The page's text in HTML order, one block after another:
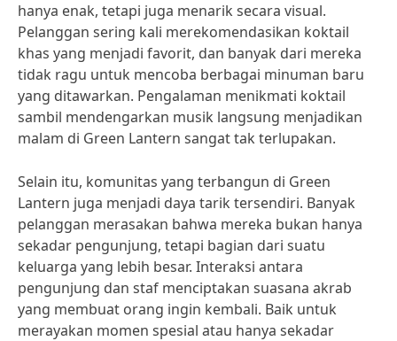
hanya enak, tetapi juga menarik secara visual.
Pelanggan sering kali merekomendasikan koktail
khas yang menjadi favorit, dan banyak dari mereka
tidak ragu untuk mencoba berbagai minuman baru
yang ditawarkan. Pengalaman menikmati koktail
sambil mendengarkan musik langsung menjadikan
malam di Green Lantern sangat tak terlupakan.
Selain itu, komunitas yang terbangun di Green
Lantern juga menjadi daya tarik tersendiri. Banyak
pelanggan merasakan bahwa mereka bukan hanya
sekadar pengunjung, tetapi bagian dari suatu
keluarga yang lebih besar. Interaksi antara
pengunjung dan staf menciptakan suasana akrab
yang membuat orang ingin kembali. Baik untuk
merayakan momen spesial atau hanya sekadar